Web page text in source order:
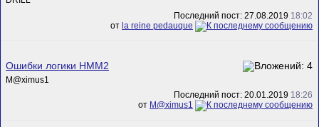
Последний пост: 27.08.2019 18:02
от la reine pedauque
Ошибки логики HMM2
M@ximus1
Последний пост: 20.01.2019 18:26
от M@ximus1